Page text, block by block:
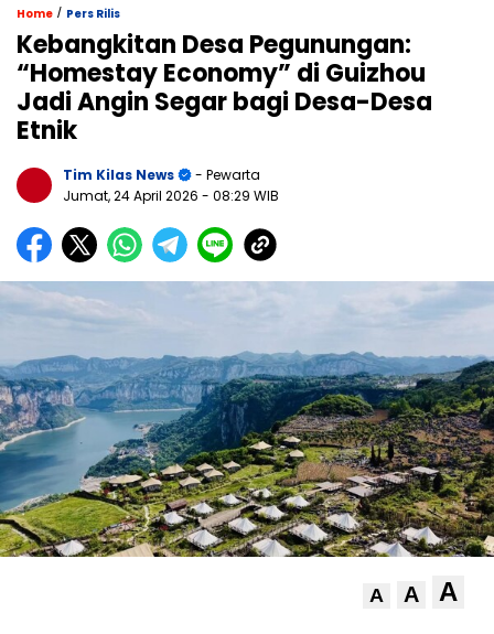
Home / Pers Rilis
Kebangkitan Desa Pegunungan:
“Homestay Economy” di Guizhou
Jadi Angin Segar bagi Desa-Desa
Etnik
Tim Kilas News
- Pewarta
Jumat, 24 April 2026 - 08:29 WIB
A A A